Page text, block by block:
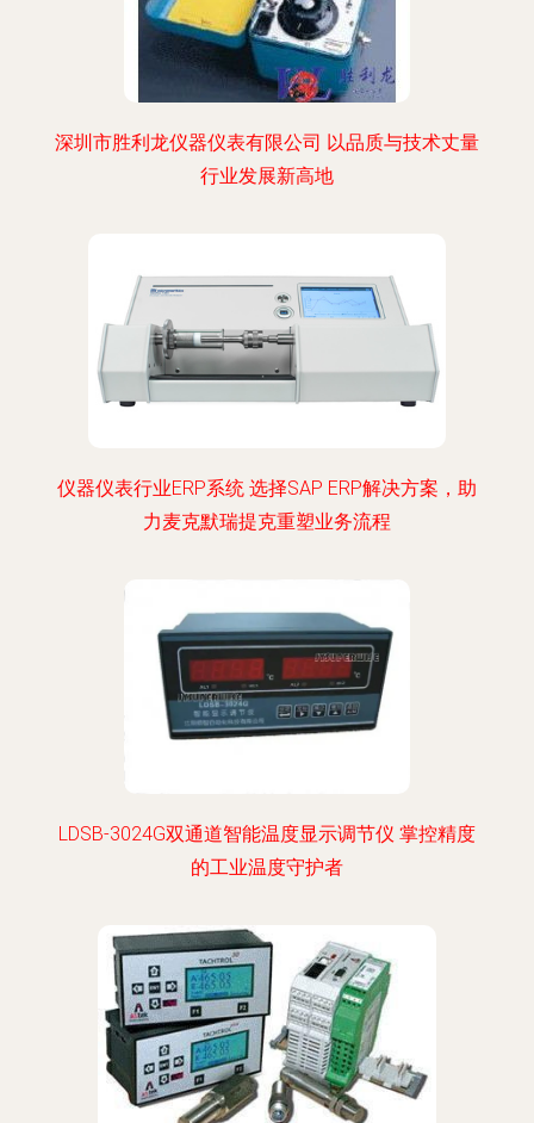
深圳市胜利龙仪器仪表有限公司 以品质与技术丈量
行业发展新高地
仪器仪表行业ERP系统 选择SAP ERP解决方案，助
力麦克默瑞提克重塑业务流程
LDSB-3024G双通道智能温度显示调节仪 掌控精度
的工业温度守护者